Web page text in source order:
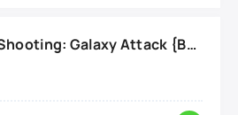
Infinite Shooting: Galaxy Attack {ВЗЛОМ: Бесплатные Покупки}